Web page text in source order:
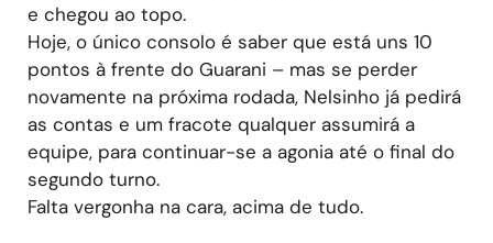
e chegou ao topo.
Hoje, o único consolo é saber que está uns 10
pontos à frente do Guarani – mas se perder
novamente na próxima rodada, Nelsinho já pedirá
as contas e um fracote qualquer assumirá a
equipe, para continuar-se a agonia até o final do
segundo turno.
Falta vergonha na cara, acima de tudo.